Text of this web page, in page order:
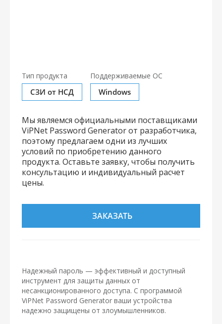
Тип продукта
СЗИ от НСД
Поддерживаемые ОС
Windows
Мы являемся официальными поставщиками
ViPNet Password Generator от разработчика,
поэтому предлагаем одни из лучших
условий по приобретению данного
продукта. Оставьте заявку, чтобы получить
консультацию и индивидуальный расчет
цены.
ЗАКАЗАТЬ
Надежный пароль — эффективный и доступный
инструмент для защиты данных от
несанкционированного доступа. С программой
ViPNet Password Generator ваши устройства
надежно защищены от злоумышленников.